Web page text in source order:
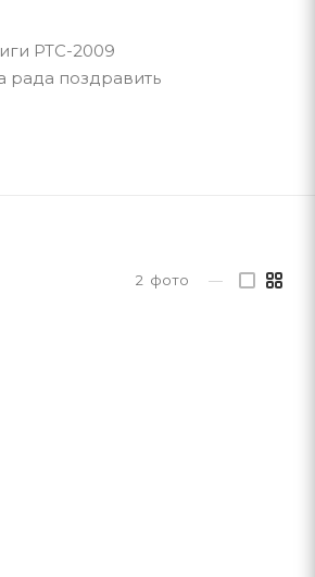
РТС-2009
рада поздравить
2 фото —